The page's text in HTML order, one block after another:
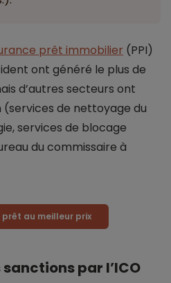
prêt immobilier (PPI)
ont généré le plus de
d’autres secteurs ont
de nettoyage du
services de blocage
du commissaire à
prêt au meilleur prix
par l’ICO